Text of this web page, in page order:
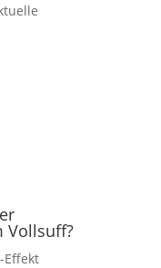
Vollsuff?
Effekt